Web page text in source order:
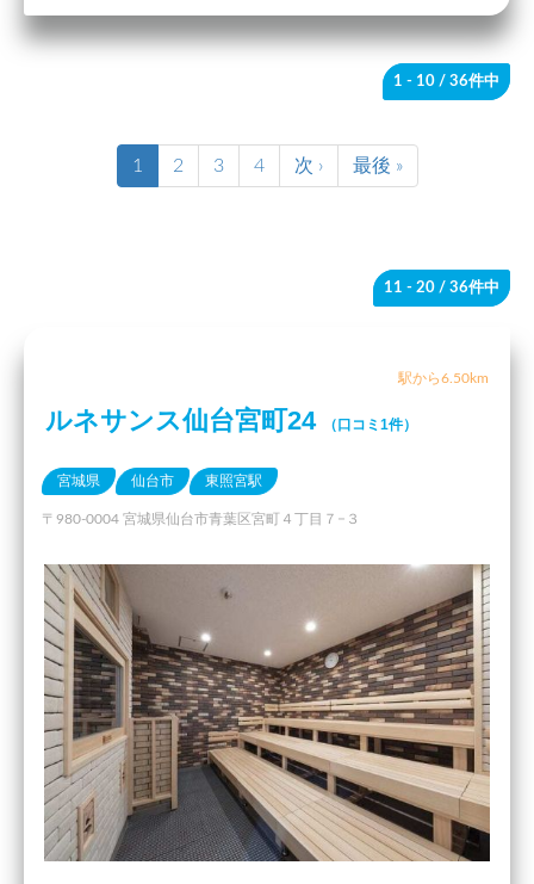
1 - 10 / 36件中
1 2 3 4 次 › 最後 »
11 - 20 / 36件中
駅から6.50km
ルネサンス仙台宮町24 （口コミ1件）
宮城県 仙台市 東照宮駅
〒980-0004 宮城県仙台市青葉区宮町４丁目７−３